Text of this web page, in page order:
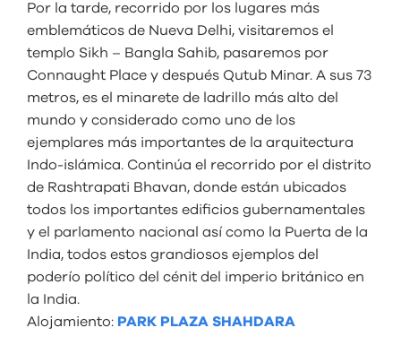
Por la tarde, recorrido por los lugares más
emblemáticos de Nueva Delhi, visitaremos el
templo Sikh – Bangla Sahib, pasaremos por
Connaught Place y después Qutub Minar. A sus 73
metros, es el minarete de ladrillo más alto del
mundo y considerado como uno de los
ejemplares más importantes de la arquitectura
Indo-islámica. Continúa el recorrido por el distrito
de Rashtrapati Bhavan, donde están ubicados
todos los importantes edificios gubernamentales
y el parlamento nacional así como la Puerta de la
India, todos estos grandiosos ejemplos del
poderío político del cénit del imperio británico en
la India.
Alojamiento: PARK PLAZA SHAHDARA